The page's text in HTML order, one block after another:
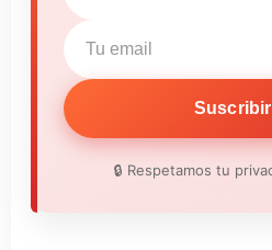
🔒 Respetamos tu